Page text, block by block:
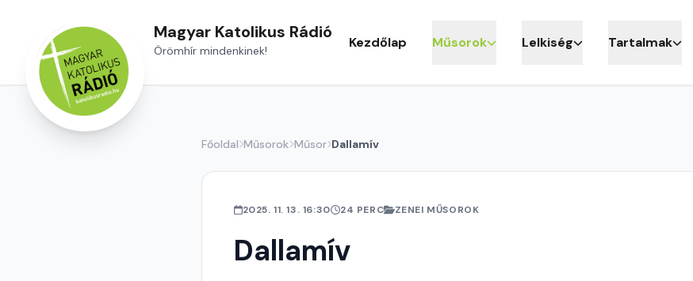
Magyar Katolikus Rádió
Örömhír mindenkinek! Kezdőlap Műsorok Lelkiség Tartalmak
Főoldal Műsorok Műsor Dallamív
2025. 11. 13. 16:30 24 PERC ZENEI MŰSOROK
Dallamív